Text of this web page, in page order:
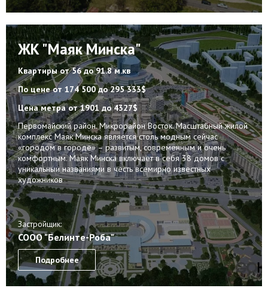
ЖК "Маяк Минска"
Квартирыот 56 до 91.8 м.кв
По ценеот 174 500 до 295 333$
Цена метраот 1901 до 4327$
Первомайский район. Микрорайон Восток. Масштабный жилой
комплекс Маяк Минска является столь модным сейчас
«городом в городе» – развитым, современным и очень
комфортным. Маяк Минска включает в себя 38 домов с
уникальныи названиями в честь всемирно известных
художников
Застройщик:
СООО "Белинте-Роба"
Подробнее